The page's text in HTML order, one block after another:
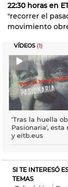
22:30 horas en
"recorrer el
movimiento
VÍDEOS (1)
'Tras la huella
Pasionaria', esta
y eitb.eus
SI TE INTERESÓ
TEMAS